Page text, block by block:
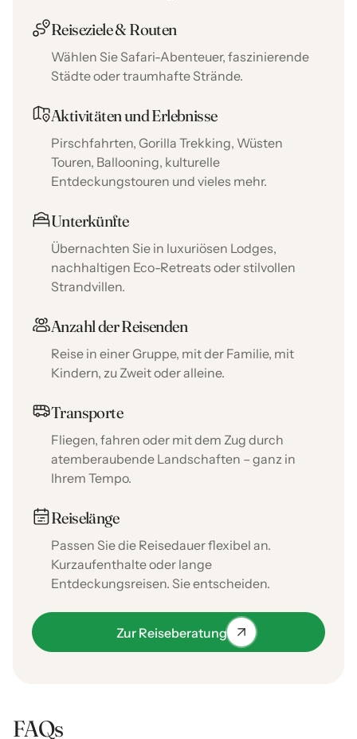
Reiseziele & Routen
Wählen Sie Safari-Abenteuer, faszinierende
Städte oder traumhafte Strände.
Aktivitäten und Erlebnisse
Pirschfahrten, Gorilla Trekking, Wüsten
Touren, Ballooning, kulturelle
Entdeckungstouren und vieles mehr.
Unterkünfte
Übernachten Sie in luxuriösen Lodges,
nachhaltigen Eco-Retreats oder stilvollen
Strandvillen.
Anzahl der Reisenden
Reise in einer Gruppe, mit der Familie, mit
Kindern, zu Zweit oder alleine.
Transporte
Fliegen, fahren oder mit dem Zug durch
atemberaubende Landschaften – ganz in
Ihrem Tempo.
Reiselänge
Passen Sie die Reisedauer flexibel an.
Kurzaufenthalte oder lange
Entdeckungsreisen. Sie entscheiden.
Zur Reiseberatung
FAQs